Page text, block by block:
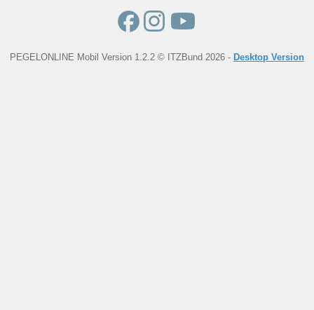
PEGELONLINE Mobil Version 1.2.2 © ITZBund 2026 - Desktop Version